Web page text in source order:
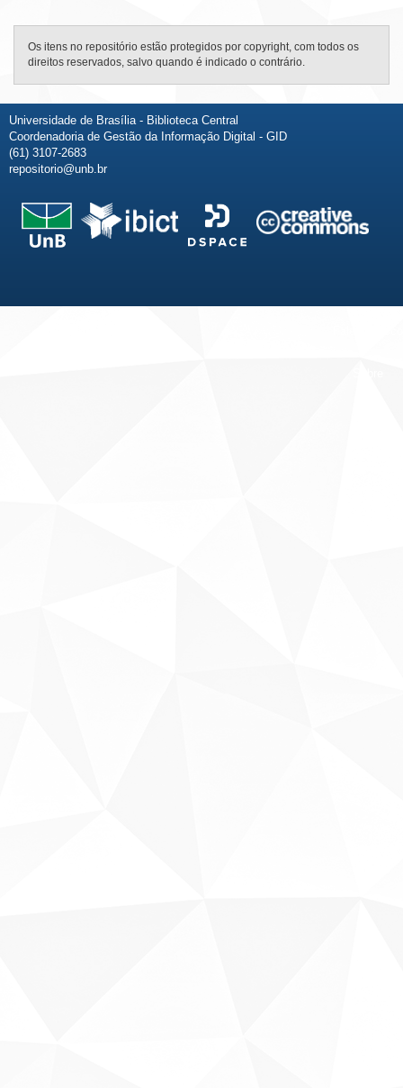
Os itens no repositório estão protegidos por copyright, com todos os
direitos reservados, salvo quando é indicado o contrário.
Universidade de Brasília - Biblioteca Central
Coordenadoria de Gestão da Informação Digital - GID
(61) 3107-2683
repositorio@unb.br